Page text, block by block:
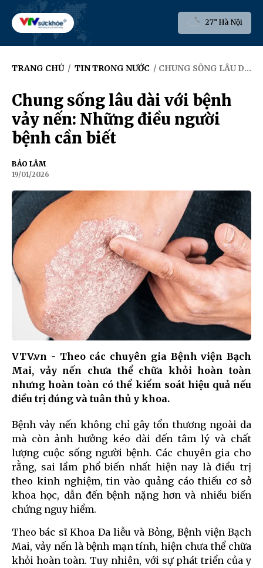
27° Hà Nội
TRANG CHỦ / TIN TRONG NƯỚC / CHUNG SỐNG LÂU DÀI VỚI BỆNH VẢY NẾN: NHỮNG ĐIỀU NGƯỜI BỆNH CẦN BIẾT
Chung sống lâu dài với bệnh
vảy nến: Những điều người
bệnh cần biết
BẢO LÂM
19/01/2026
VTV.vn - Theo các chuyên gia Bệnh viện Bạch
Mai, vảy nến chưa thể chữa khỏi hoàn toàn
nhưng hoàn toàn có thể kiểm soát hiệu quả nếu
điều trị đúng và tuân thủ y khoa.
Bệnh vảy nến không chỉ gây tổn thương ngoài da
mà còn ảnh hưởng kéo dài đến tâm lý và chất
lượng cuộc sống người bệnh. Các chuyên gia cho
rằng, sai lầm phổ biến nhất hiện nay là điều trị
theo kinh nghiệm, tin vào quảng cáo thiếu cơ sở
khoa học, dẫn đến bệnh nặng hơn và nhiều biến
chứng nguy hiểm.
Theo bác sĩ Khoa Da liễu và Bỏng, Bệnh viện Bạch
Mai, vảy nến là bệnh mạn tính, hiện chưa thể chữa
khỏi hoàn toàn. Tuy nhiên, với sự phát triển của y